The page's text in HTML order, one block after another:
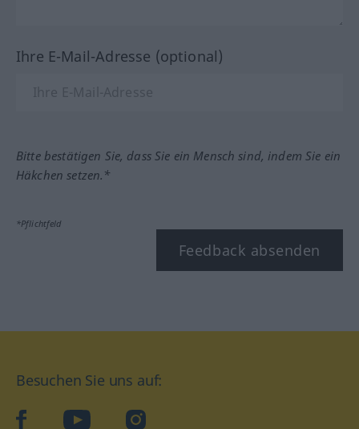
Ihre E-Mail-Adresse (optional)
Bitte bestätigen Sie, dass Sie ein Mensch sind, indem Sie ein
Häkchen setzen.*
*Pflichtfeld
Feedback absenden
Besuchen Sie uns auf:
facebookYouTube Instagram